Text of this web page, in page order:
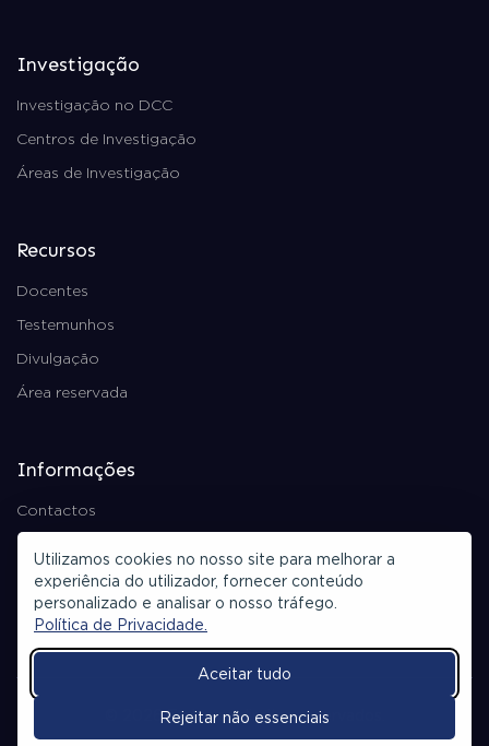
Utilizamos cookies no nosso site para melhorar a
experiência do utilizador, fornecer conteúdo
personalizado e analisar o nosso tráfego.
Política de Privacidade.
Aceitar tudo
Rejeitar não essenciais
Investigação
Investigação no DCC
Centros de Investigação
Áreas de Investigação
Recursos
Docentes
Testemunhos
Divulgação
Área reservada
Informações
Contactos
Ficha Técnica
© 2026 Todos os direitos reservados.